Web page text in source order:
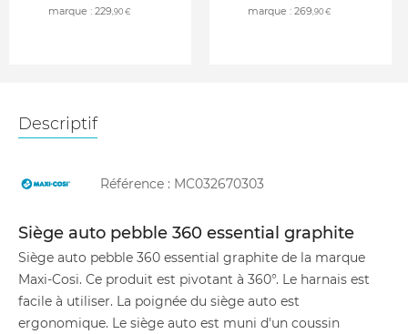
marque : 229,90 €
marque : 269,90 €
Descriptif
Référence : MC032670303
Siège auto pebble 360 essential graphite
Siège auto pebble 360 essential graphite de la marque
Maxi-Cosi. Ce produit est pivotant à 360°. Le harnais est
facile à utiliser. La poignée du siège auto est
ergonomique. Le siège auto est muni d'un coussin